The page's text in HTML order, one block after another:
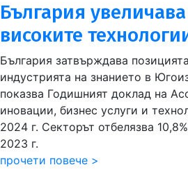
България
високите
България затвърждава
индустрията на знанието в
показва Годишният доклад на
иновации, бизнес услуги и
2024 г. Секторът отбелязва
2023 г.
прочети повече >